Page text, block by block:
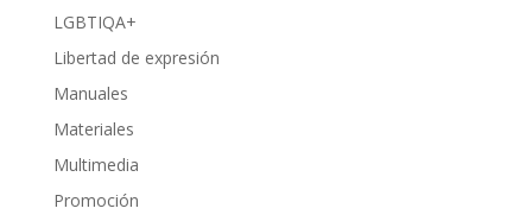
LGBTIQA+
Libertad de expresión
Manuales
Materiales
Multimedia
Promoción